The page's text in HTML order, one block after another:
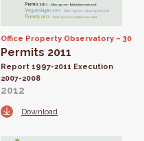
Office Property Observatory 30
Permits 2011
Report 1997-2011 Execution
2007-2008
2012
Download